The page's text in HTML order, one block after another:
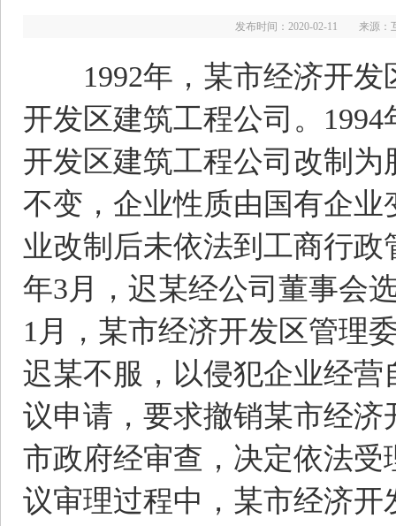
发布时间：2020-02-11 来源
1992年，某市经济开发
开发区建筑工程公司。
开发区建筑工程公司改制
不变，企业性质由国有企
业改制后未依法到工商行政
年3月，迟某经公司董事会
1月，某市经济开发区管理
迟某不服，以侵犯企业经
议申请，要求撤销某市经
市政府经审查，决定依法
议审理过程中，某市经济